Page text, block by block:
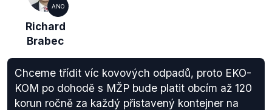
ANO
Richard
Brabec
Chceme třídit víc kovových odpadů, proto EKO-
KOM po dohodě s MŽP bude platit obcím až 120
korun ročně za každý přistavený kontejner na